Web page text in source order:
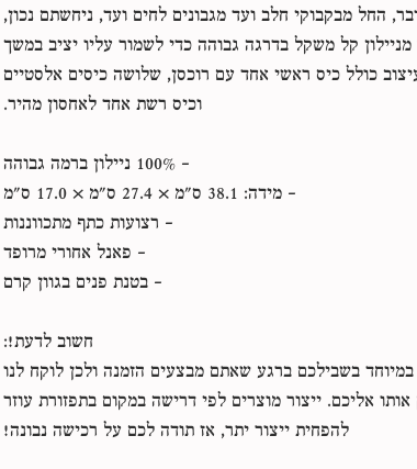
החל מבקבוקי חלב ועד מגבונים לחים ועד, ניחשתם נכון,
מניילון קל משקל בדרגה גבוהה כדי לשמור עליו יציב במשך
כולל כיס ראשי אחד עם רוכסן, שלושה כיסים אלסטיים
וכיס רשת אחד לאחסון מהיר.
- 100% ניילון ברמה גבוהה
- מידה: 38.1 ס"מ × 27.4 ס"מ × 17.0 ס"מ
- רצועות כתף מתכווננות
- פאנל אחורי מרופד
- בטנת פנים בגוון קרם
חשוב לדעת!:
בשבילכם ברגע שאתם מבצעים הזמנה ולכן לוקח לנו
אליכם. ייצור מוצרים לפי דרישה במקום בתפזורת עוזר
להפחית ייצור יתר, אז תודה לכם על רכישה נבונה!